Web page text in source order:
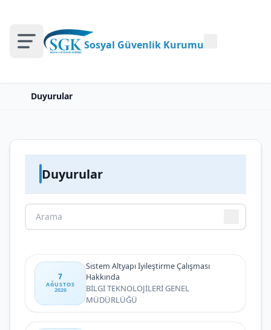
Sosyal Güvenlik Kurumu
Duyurular
Duyurular
7
AĞUSTOS
2026
Sistem Altyapı İyileştirme Çalışması
Hakkında
BİLGİ TEKNOLOJİLERİ GENEL
MÜDÜRLÜĞÜ